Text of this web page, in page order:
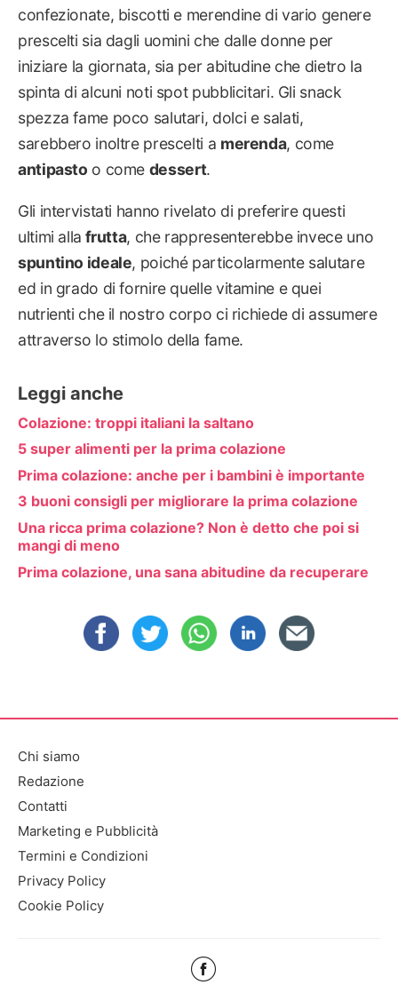
confezionate, biscotti e merendine di vario genere
prescelti sia dagli uomini che dalle donne per
iniziare la giornata, sia per abitudine che dietro la
spinta di alcuni noti spot pubblicitari. Gli snack
spezza fame poco salutari, dolci e salati,
sarebbero inoltre prescelti a merenda, come
antipasto o come dessert.
Gli intervistati hanno rivelato di preferire questi
ultimi alla frutta, che rappresenterebbe invece uno
spuntino ideale, poiché particolarmente salutare
ed in grado di fornire quelle vitamine e quei
nutrienti che il nostro corpo ci richiede di assumere
attraverso lo stimolo della fame.
Leggi anche
Colazione: troppi italiani la saltano
5 super alimenti per la prima colazione
Prima colazione: anche per i bambini è importante
3 buoni consigli per migliorare la prima colazione
Una ricca prima colazione? Non è detto che poi si
mangi di meno
Prima colazione, una sana abitudine da recuperare
Chi siamo
Redazione
Contatti
Marketing e Pubblicità
Termini e Condizioni
Privacy Policy
Cookie Policy